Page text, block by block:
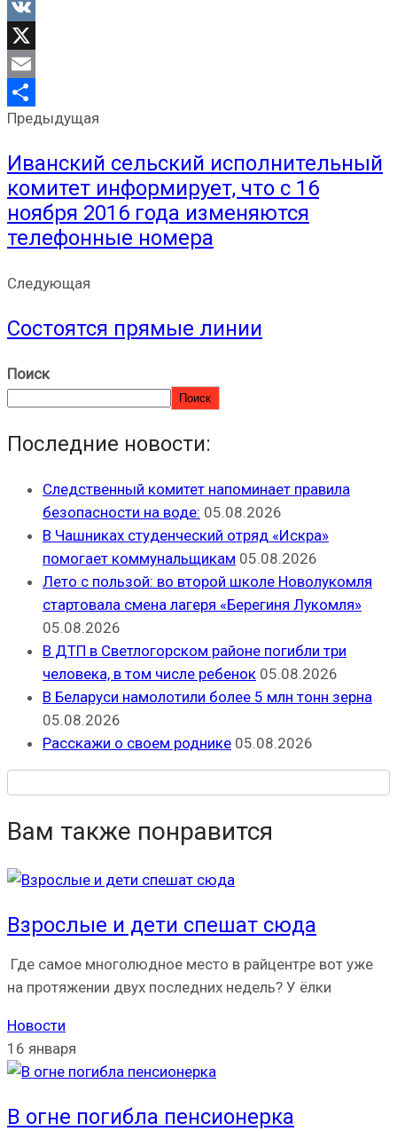
Odnoklassniki
VK
X
Email
Отправить
Предыдущая
Иванский сельский исполнительный
комитет информирует, что с 16
ноября 2016 года изменяются
телефонные номера
Следующая
Состоятся прямые линии
Поиск
Поиск
Последние новости:
Следственный комитет напоминает правила
безопасности на воде: 05.08.2026
В Чашниках студенческий отряд «Искра»
помогает коммунальщикам 05.08.2026
Лето с пользой: во второй школе Новолукомля
стартовала смена лагеря «Берегиня Лукомля»
05.08.2026
В ДТП в Светлогорском районе погибли три
человека, в том числе ребенок 05.08.2026
В Беларуси намолотили более 5 млн тонн зерна
05.08.2026
Расскажи о своем роднике 05.08.2026
Вам также понравится
Взрослые и дети спешат сюда
Где самое многолюдное место в райцентре вот уже
на протяжении двух последних недель? У ёлки
Новости
16 января
В огне погибла пенсионерка